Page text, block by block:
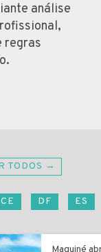
análise
regras
TODOS →
CE DF ES
Maquiné